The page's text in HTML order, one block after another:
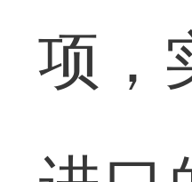
项，